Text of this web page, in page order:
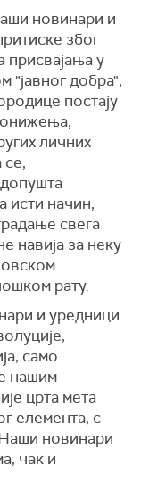
новинари и
због
присвајања у
"јавног добра",
постају
личних
исти начин,
свега
навија за неку
рату.
и уредници
само
нашим
црта мета
елемента, с
новинари
чак и